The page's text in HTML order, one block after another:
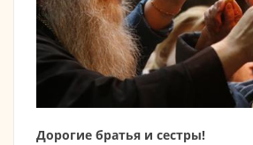
Дорогие братья и сестры!